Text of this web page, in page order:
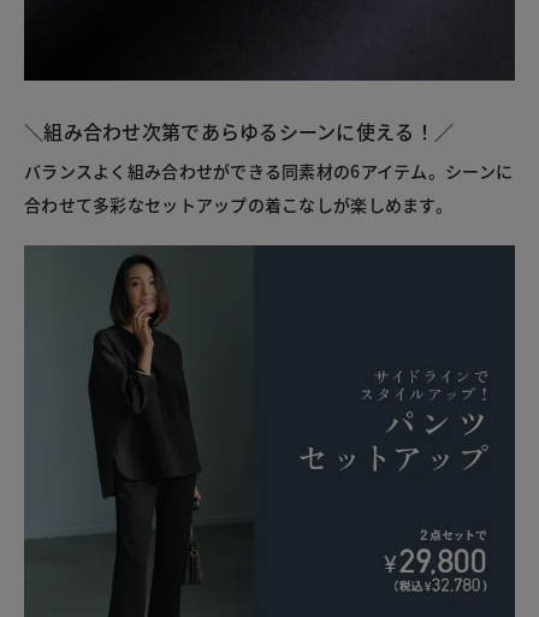
＼組み合わせ次第であらゆるシーンに使える！／
バランスよく組み合わせができる同素材の6アイテム。シーンに
合わせて多彩なセットアップの着こなしが楽しめます。